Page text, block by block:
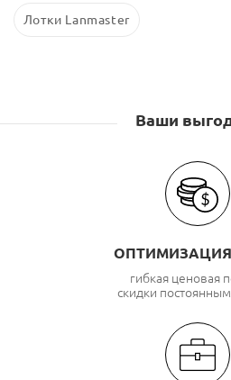
Лотки Lanmaster
Ваши
ОПТИМИЗАЦИЯ
гибкая ценовая
скидки